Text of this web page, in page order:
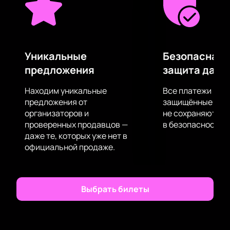
Уникальные
предложения
Находим уникальные
предложения от
организаторов и
проверенных продавцов —
даже те, которых уже нет в
официальной продаже.
Безопасная
защита
Все платежи
защищённые
не сохраняются
в безопасности.
Выбрать билеты